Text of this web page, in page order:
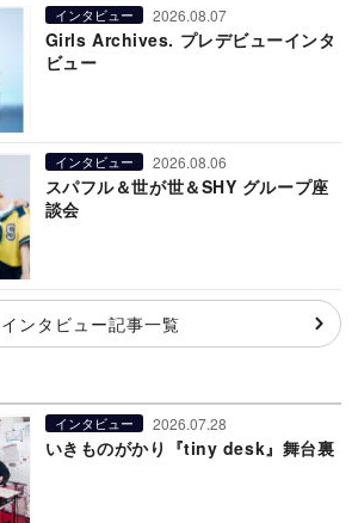
インタビュー 2026.08.07
Girls Archives. プレデビューインタ
ビュー
インタビュー 2026.08.06
スパフル＆世が世＆SHY グループ座
談会
インタビュー記事一覧
インタビュー 2026.07.28
いきものがかり『tiny desk』舞台裏